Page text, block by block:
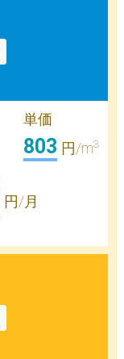
単価
803 円/m3
円/月